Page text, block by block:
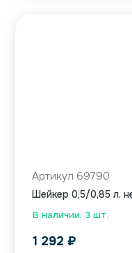
В наличии: 3 шт.
Артикул 69790
Шейкер 0,5/0,85 л.
1 292 ₽